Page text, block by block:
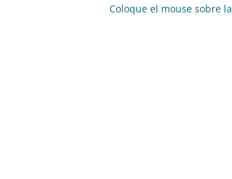
Coloque el mouse sobre